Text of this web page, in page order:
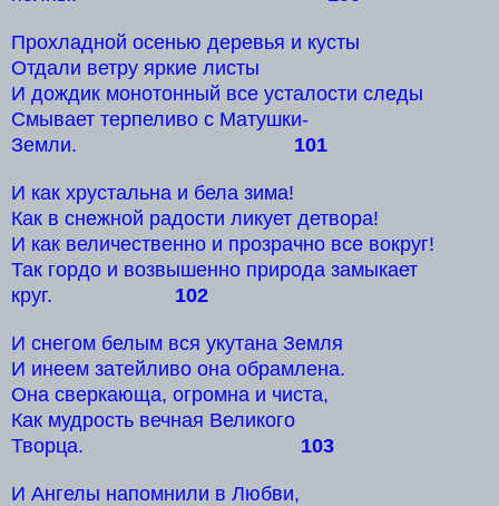
Прохладной осенью деревья и кусты
Отдали ветру яркие листы
И дождик монотонный все усталости следы
Смывает терпеливо с Матушки-
Земли. 101
И как хрустальна и бела зима!
Как в снежной радости ликует детвора!
И как величественно и прозрачно все вокруг!
Так гордо и возвышенно природа замыкает
круг. 102
И снегом белым вся укутана Земля
И инеем затейливо она обрамлена.
Она сверкающа, огромна и чиста,
Как мудрость вечная Великого
Творца. 103
И Ангелы напомнили в Любви,